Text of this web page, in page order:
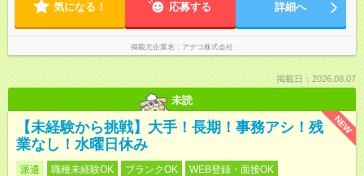
気になる！ 応募する 詳細へ
掲載元企業名 アデコ株式会社
掲載日：2026.08.07
未読
NEW
【未経験から挑戦】大手！長期！事務アシ！残
業なし！水曜日休み
派遣 職種未経験OK ブランクOK WEB登録・面接OK